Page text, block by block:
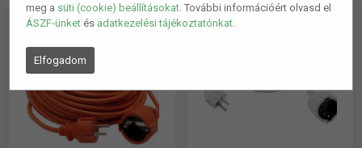
meg a süti (cookie) beállításokat. További információért olvasd el
ÁSZF-ünket és adatkezelési tájékoztatónkat.
Elfogadom